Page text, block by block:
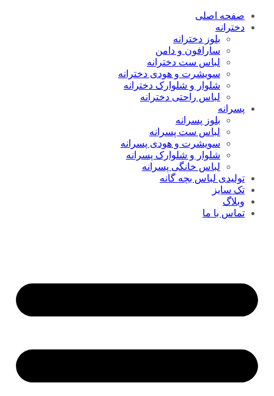
صفحه اصلی
دخترانه
بلوز دخترانه
سارافون و دامن
لباس ست دخترانه
سویشرت و هودی دخترانه
شلوار و شلوارک دخترانه
لباس راحتی دخترانه
پسرانه
بلوز پسرانه
لباس ست پسرانه
سویشرت و هودی پسرانه
شلوار و شلوارک پسرانه
لباس خانگی پسرانه
تولیدی لباس بچه گانه
تک سایز
وبلاگ
تماس با ما